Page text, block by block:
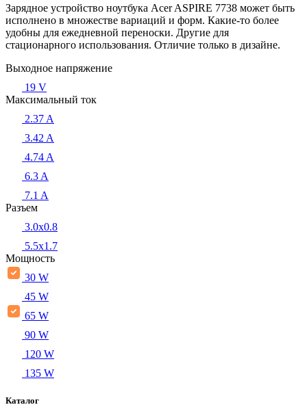
Зарядное устройство ноутбука Acer ASPIRE 7738 может быть
исполнено в множестве вариаций и форм. Какие-то более
удобны для ежедневной переноски. Другие для
стационарного использования. Отличие только в дизайне.
Выходное напряжение
19 V
Максимальный ток
2.37 A
3.42 A
4.74 A
6.3 A
7.1 A
Разъем
3.0x0.8
5.5х1.7
Мощность
30 W
45 W
65 W
90 W
120 W
135 W
Каталог